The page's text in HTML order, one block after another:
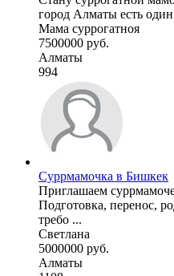
город Алматы есть
Мама суррогатноя
7500000 руб.
Алматы
994
Суррмамочка в Бишкек
Приглашаем
Подготовка, перенос,
требо ...
Светлана
5000000 руб.
Алматы